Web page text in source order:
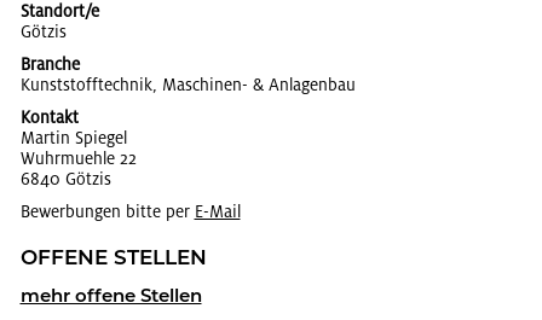
Standort/e
Göt­zis
Branche
Kunst­stoff­tech­nik, Ma­schi­nen- & An­la­gen­bau
Kontakt
Mar­tin Spie­gel
Wuhr­mueh­le 22
6840 Göt­zis
Bewerbungen bitte per E-Mail
OF­FE­NE STEL­LEN
mehr of­fe­ne Stel­len